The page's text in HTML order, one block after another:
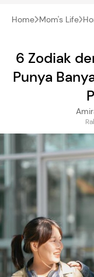
Home Mom's Life
6 Zodiak
Punya